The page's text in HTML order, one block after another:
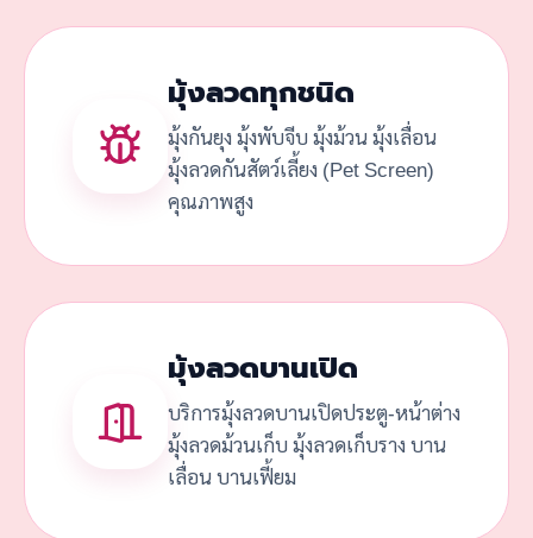
มุ้งลวดทุกชนิด
มุ้งกันยุง มุ้งพับจีบ มุ้งม้วน มุ้งเลื่อน
มุ้งลวดกันสัตว์เลี้ยง (Pet Screen)
คุณภาพสูง
มุ้งลวดบานเปิด
บริการมุ้งลวดบานเปิดประตู-หน้าต่าง
มุ้งลวดม้วนเก็บ มุ้งลวดเก็บราง บาน
เลื่อน บานเฟี้ยม